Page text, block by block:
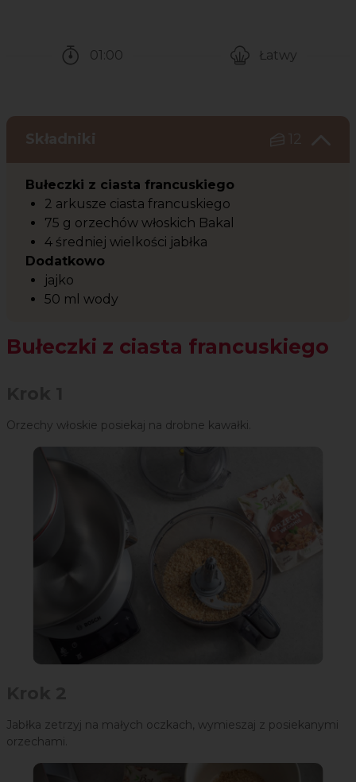
01:00
Łatwy
Składniki 12
Bułeczki z ciasta francuskiego
2 arkusze ciasta francuskiego
75 g orzechów włoskich Bakal
4 średniej wielkości jabłka
Dodatkowo
jajko
50 ml wody
Bułeczki z ciasta francuskiego
Orzechy włoskie posiekaj na drobne kawałki.
Jabłka zetrzyj na małych oczkach, wymieszaj z posiekanymi
orzechami.